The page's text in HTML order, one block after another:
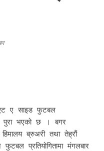
एट ए साइड फुटबल
पुरा भएको छ । बगर
ब्रुअरी तथा तेह्रौं
प्रतियोगितामा मंगलबार